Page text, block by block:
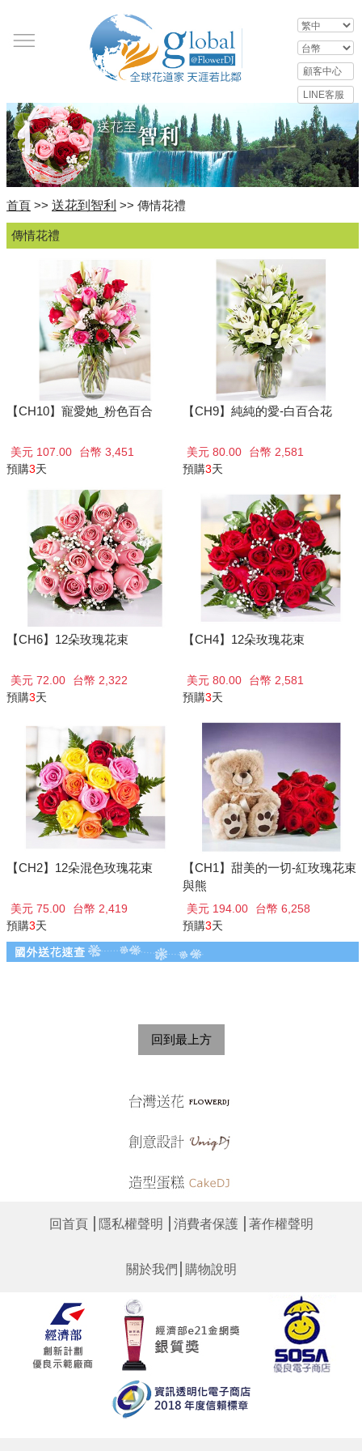
首頁 >> 送花到智利 >> 傳情花禮
傳情花禮
【CH10】寵愛她_粉色百合
美元 107.00
台幣 3,451
預購3天
【CH9】純純的愛-白百合花
美元 80.00
台幣 2,581
預購3天
【CH6】12朵玫瑰花束
美元 72.00
台幣 2,322
預購3天
【CH4】12朵玫瑰花束
美元 80.00
台幣 2,581
預購3天
【CH2】12朵混色玫瑰花束
美元 75.00
台幣 2,419
預購3天
【CH1】甜美的一切-紅玫瑰花束
與熊
美元 194.00
台幣 6,258
預購3天
回到最上方
回首頁│ 隱私權聲明 消費者保護│ 著作權聲明
關於我們 購物說明